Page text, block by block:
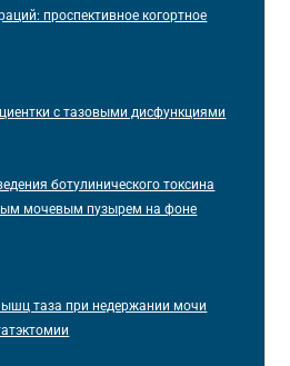
проспективное когортное
с тазовыми дисфункциями
ботулинического токсина
мочевым пузырем на фоне
таза при недержании мочи